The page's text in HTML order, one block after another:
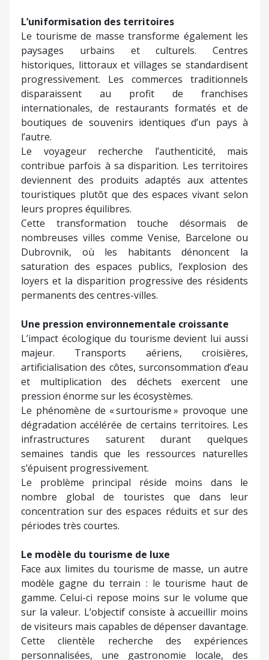
L’uniformisation des territoires
Le tourisme de masse transforme également les
paysages urbains et culturels. Centres
historiques, littoraux et villages se standardisent
progressivement. Les commerces traditionnels
disparaissent au profit de franchises
internationales, de restaurants formatés et de
boutiques de souvenirs identiques d’un pays à
l’autre.
Le voyageur recherche l’authenticité, mais
contribue parfois à sa disparition. Les territoires
deviennent des produits adaptés aux attentes
touristiques plutôt que des espaces vivant selon
leurs propres équilibres.
Cette transformation touche désormais de
nombreuses villes comme Venise, Barcelone ou
Dubrovnik, où les habitants dénoncent la
saturation des espaces publics, l’explosion des
loyers et la disparition progressive des résidents
permanents des centres-villes.
Une pression environnementale croissante
L’impact écologique du tourisme devient lui aussi
majeur. Transports aériens, croisières,
artificialisation des côtes, surconsommation d’eau
et multiplication des déchets exercent une
pression énorme sur les écosystèmes.
Le phénomène de « surtourisme » provoque une
dégradation accélérée de certains territoires. Les
infrastructures saturent durant quelques
semaines tandis que les ressources naturelles
s’épuisent progressivement.
Le problème principal réside moins dans le
nombre global de touristes que dans leur
concentration sur des espaces réduits et sur des
périodes très courtes.
Le modèle du tourisme de luxe
Face aux limites du tourisme de masse, un autre
modèle gagne du terrain : le tourisme haut de
gamme. Celui-ci repose moins sur le volume que
sur la valeur. L’objectif consiste à accueillir moins
de visiteurs mais capables de dépenser davantage.
Cette clientèle recherche des expériences
personnalisées, une gastronomie locale, des